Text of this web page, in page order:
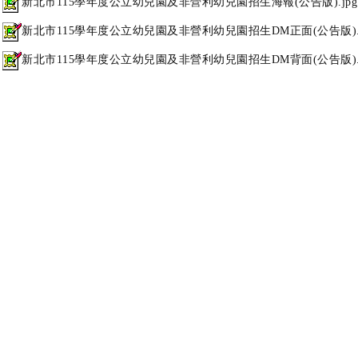
新北市115學年度公立幼兒園及非營利幼兒園招生DM正面(公告版
新北市115學年度公立幼兒園及非營利幼兒園招生DM背面(公告版